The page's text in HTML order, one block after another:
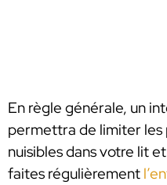
En règle générale, un
permettra de limiter
nuisibles dans votre lit
faites régulièrement